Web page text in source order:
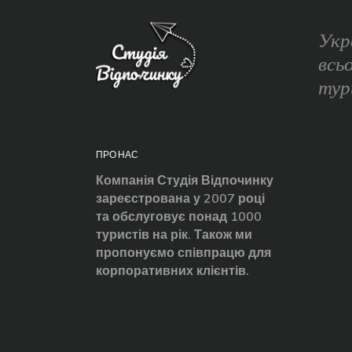
ПРО НАС
Компанія Студія Відпочинку
зареєстрована у 2007 році
та обслуговує понад 1000
туристів на рік. Також ми
пропонуємо співпрацю для
корпоративних клієнтів.